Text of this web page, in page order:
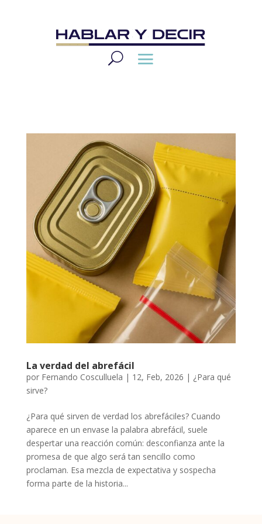
La verdad del abrefácil
por Fernando Cosculluela | 12, Feb, 2026 | ¿Para qué
sirve?
¿Para qué sirven de verdad los abrefáciles? Cuando
aparece en un envase la palabra abrefácil, suele
despertar una reacción común: desconfianza ante la
promesa de que algo será tan sencillo como
proclaman. Esa mezcla de expectativa y sospecha
forma parte de la historia...